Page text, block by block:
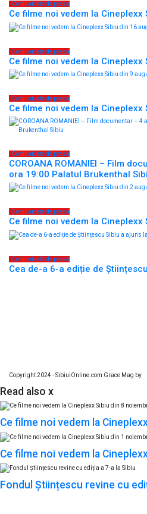
Comunicate de presa
Ce filme noi vedem la
Comunicate de presa
Ce filme noi vedem la
Comunicate de presa
Ce filme noi vedem la
Comunicate de presa
COROANA ROMANIEI – Film
ora 19:00 Palatul Brukenthal
Comunicate de presa
Ce filme noi vedem la
Comunicate de presa
Cea de-a 6-a ediție de
Copyright 2024 - SibiuiOnline.com Grace Mag by
Read also x
Ce filme noi vedem la
Ce filme noi vedem la
Fondul Științescu revine cu